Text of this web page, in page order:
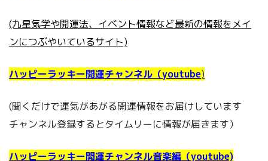
(九星気学や開運法、イベント情報など最新の情報をメイ
ンにつぶやいているサイト)
ハッピーラッキー開運チャンネル（youtube)
(聞くだけで運気があがる開運情報をお届けしています
チャンネル登録するとタイムリーに情報が届きます）
ハッピーラッキー開運チャンネル音楽編（youtube)